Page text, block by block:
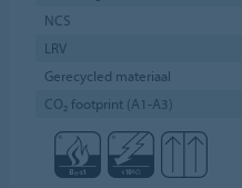
NCS
LRV
Gerecycled materiaal
CO₂ footprint (A1-A3)